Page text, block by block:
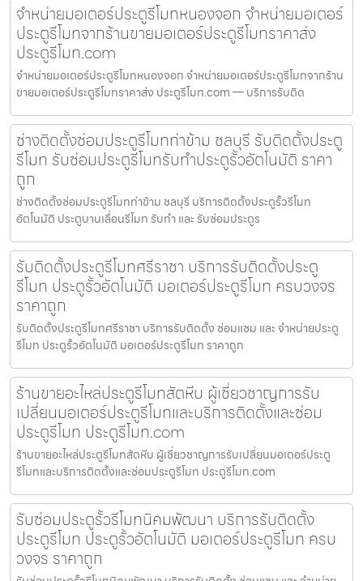
จำหน่ายมอเตอร์ประตูรีโมทหนองจอก จำหน่ายมอเตอร์
ประตูรีโมทจากร้านขายมอเตอร์ประตูรีโมทราคาส่ง
ประตูรีโมท.com
จำหน่ายมอเตอร์ประตูรีโมทหนองจอก จำหน่ายมอเตอร์ประตูรีโมทจากร้าน
ขายมอเตอร์ประตูรีโมทราคาส่ง ประตูรีโมท.com — บริการรับติด
ช่างติดตั้งซ่อมประตูรีโมทท่าข้าม ชลบุรี รับติดตั้งประตู
รีโมท รับซ่อมประตูรีโมทรับทำประตูรั้วอัตโนมัติ ราคา
ถูก
ช่างติดตั้งซ่อมประตูรีโมทท่าข้าม ชลบุรี บริการติดตั้งประตูรั้วรีโมท
อัตโนมัติ ประตูบานเลื่อนรีโมท รับทำ และ รับซ่อมประตูร
รับติดตั้งประตูรีโมทศรีราชา บริการรับติดตั้งประตู
รีโมท ประตูรั้วอัตโนมัติ มอเตอร์ประตูรีโมท ครบวงจร
ราคาถูก
รับติดตั้งประตูรีโมทศรีราชา บริการรับติดตั้ง ซ่อมแซม และ จำหน่ายประตู
รีโมท ประตูรั้วอัตโนมัติ มอเตอร์ประตูรีโมท ราคาถูก
ร้านขายอะไหล่ประตูรีโมทสัตหีบ ผู้เชี่ยวชาญการรับ
เปลี่ยนมอเตอร์ประตูรีโมทและบริการติดตั้งและซ่อม
ประตูรีโมท ประตูรีโมท.com
ร้านขายอะไหล่ประตูรีโมทสัตหีบ ผู้เชี่ยวชาญการรับเปลี่ยนมอเตอร์ประตู
รีโมทและบริการติดตั้งและซ่อมประตูรีโมท ประตูรีโมท.com
รับซ่อมประตูรั้วรีโมทนิคมพัฒนา บริการรับติดตั้ง
ประตูรีโมท ประตูรั้วอัตโนมัติ มอเตอร์ประตูรีโมท ครบ
วงจร ราคาถูก